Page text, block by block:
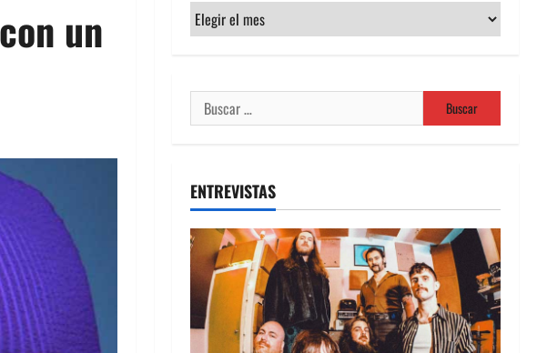
un
Archivos
Buscar:
ENTREVISTAS